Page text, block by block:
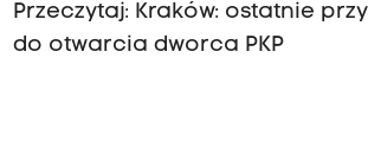
Przeczytaj: Kraków: ostatnie
do otwarcia dworca PKP